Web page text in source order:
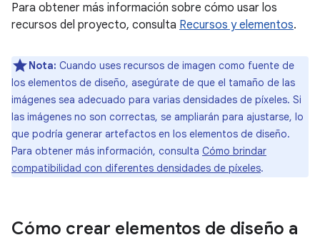
Para obtener más información sobre cómo usar los
recursos del proyecto, consulta Recursos y elementos.
Nota: Cuando uses recursos de imagen como fuente de
los elementos de diseño, asegúrate de que el tamaño de las
imágenes sea adecuado para varias densidades de píxeles. Si
las imágenes no son correctas, se ampliarán para ajustarse, lo
que podría generar artefactos en los elementos de diseño.
Para obtener más información, consulta Cómo brindar
compatibilidad con diferentes densidades de píxeles.
Cómo crear elementos de diseño a